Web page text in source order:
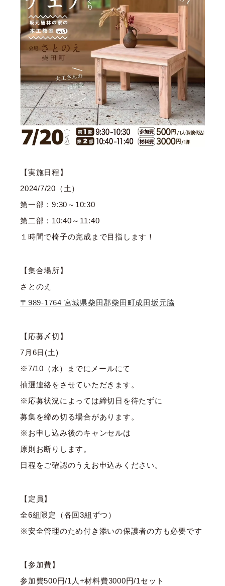
【実施日程】
2024/7/20（土）
第一部：9:30～10:30
第二部：10:40～11:40
１時間で椅子の完成まで目指します！
【集合場所】
さとのえ
〒989-1764 宮城県柴田郡柴田町成田坂元脇
【応募〆切】
7月6日(土)
※7/10（水）までにメールにて
抽選連絡をさせていただきます。
※応募状況によっては締切日を待たずに
募集を締め切る場合があります。
※お申し込み後のキャンセルは
原則お断りします。
日程をご確認のうえお申込みください。
【定員】
全6組限定（各回3組ずつ）
※安全管理のため付き添いの保護者の方も必要です
【参加費】
参加費500円/1人+材料費3000円/1セット